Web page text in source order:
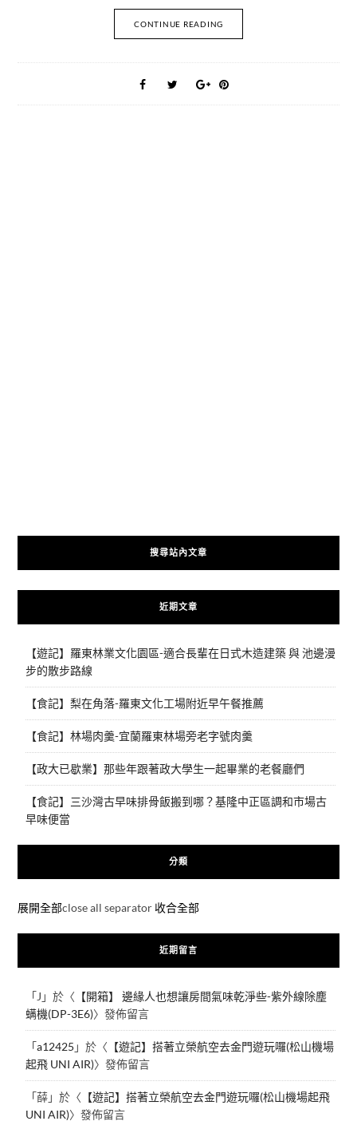
CONTINUE READING
搜尋站內文章
近期文章
【遊記】羅東林業文化園區-適合長輩在日式木造建築 與 池邊漫
步的散步路線
【食記】梨在角落-羅東文化工場附近早午餐推薦
【食記】林場肉羹-宜蘭羅東林場旁老字號肉羹
【政大已歇業】那些年跟著政大學生一起畢業的老餐廳們
【食記】三沙灣古早味排骨飯搬到哪？基隆中正區調和市場古
早味便當
分類
展開全部close all separator 收合全部
近期留言
「J 」於〈 【開箱】 邊緣人也想讓房間氣味乾淨些-紫外線除塵
螨機(DP-3E6)〉發佈留言
「a12425 」於〈 【遊記】搭著立榮航空去金門遊玩囉(松山機場
起飛 UNI AIR)〉發佈留言
「薛」於〈 【遊記】搭著立榮航空去金門遊玩囉(松山機場起飛
UNI AIR)〉發佈留言